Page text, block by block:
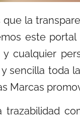
que la
este
y cualquier
sencilla toda la
Marcas